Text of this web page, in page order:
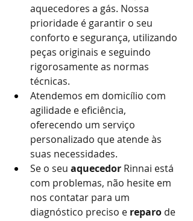
aquecedores a gás. Nossa
prioridade é garantir o seu
conforto e segurança, utilizando
peças originais e seguindo
rigorosamente as normas
técnicas.
Atendemos em domicílio com
agilidade e eficiência,
oferecendo um serviço
personalizado que atende às
suas necessidades.
Se o seu aquecedor Rinnai está
com problemas, não hesite em
nos contatar para um
diagnóstico preciso e reparo de